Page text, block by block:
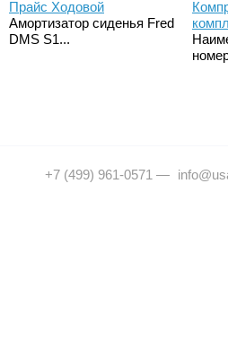
Прайс Ходовой
Амортизатор сиденья Fred
DMS S1...
+7 (499) 961-0571 —